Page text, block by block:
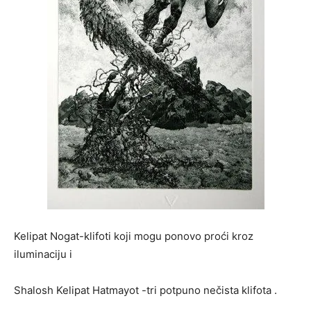
Kelipat Nogat-klifoti koji mogu ponovo proći kroz
iluminaciju i
Shalosh Kelipat Hatmayot -tri potpuno nečista klifota .